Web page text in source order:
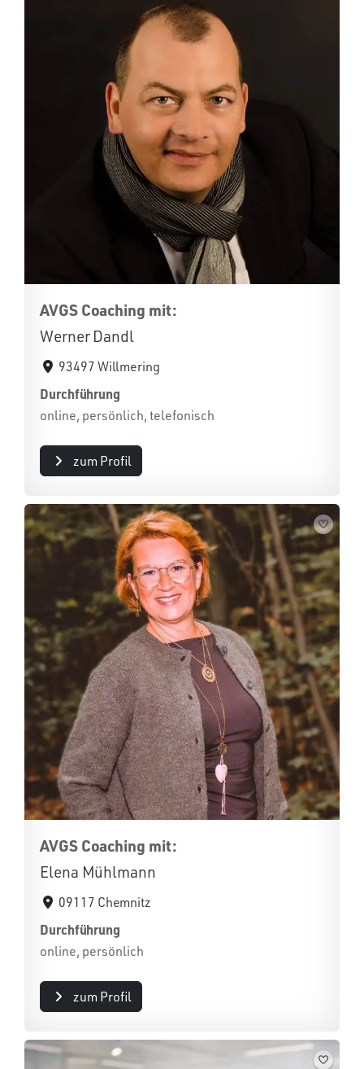
AVGS Coaching mit:
Werner Dandl
93497 Willmering
Durchführung
online, persönlich, telefonisch
zum Profil
AVGS Coaching mit:
Elena Mühlmann
09117 Chemnitz
Durchführung
online, persönlich
zum Profil